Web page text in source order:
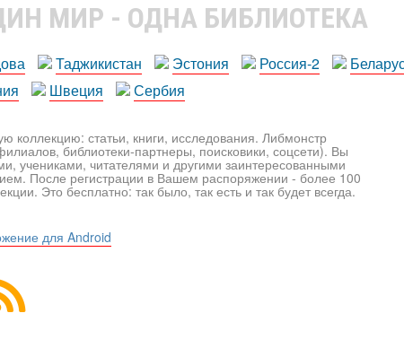
МИР - ОДНА БИБЛИОТЕКА
Таджикистан Эстония Россия-2
Швеция Сербия
коллекцию: статьи, книги, исследования. Либмонстр
библиотеки-партнеры, поисковики, соцсети). Вы
учениками, читателями и другими заинтересованными
После регистрации в Вашем распоряжении - более 100
Это бесплатно: так было, так есть и так будет всегда.
для Android